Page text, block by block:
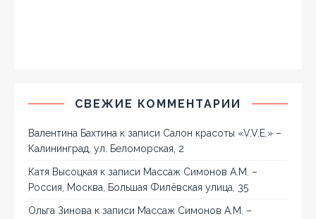
СВЕЖИЕ КОММЕНТАРИИ
Валентина Бахтина к записи Салон красоты «V.V.E.» –
Калининград, ул. Беломорская, 2
Катя Высоцкая к записи Массаж Симонов А.М. –
Россия, Москва, Большая Филёвская улица, 35
Ольга Зинова к записи Массаж Симонов А.М. –